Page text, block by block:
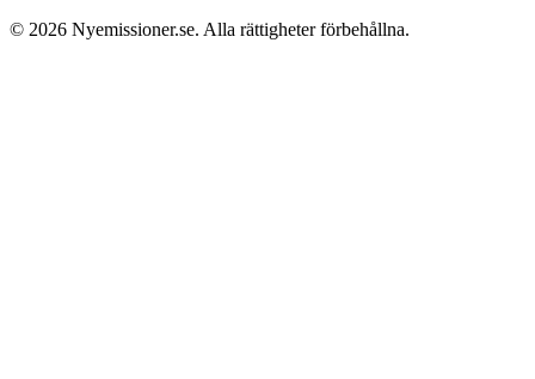
© 2026 Nyemissioner.se. Alla rättigheter förbehållna.